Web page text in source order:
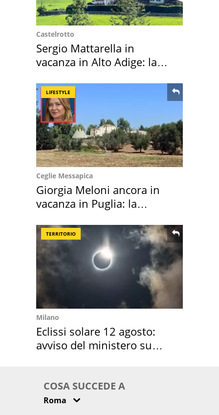
Castelrotto
Sergio Mattarella in
vacanza in Alto Adige: la
LIFESTYLE
Ceglie Messapica
Giorgia Meloni ancora in
vacanza in Puglia: la
TERRITORIO
Milano
Eclissi solare 12 agosto:
avviso del ministero su